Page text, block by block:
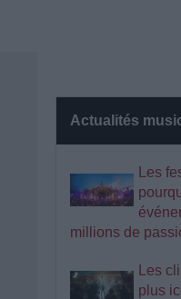
Actualités
Les
millions de
Les
plus